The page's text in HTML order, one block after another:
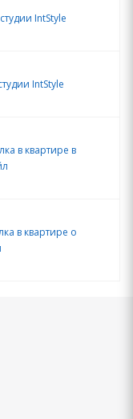
IntStyle
IntStyle
в квартире в
в квартире о